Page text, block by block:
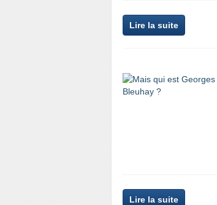
Lire la suite
Lire la suite